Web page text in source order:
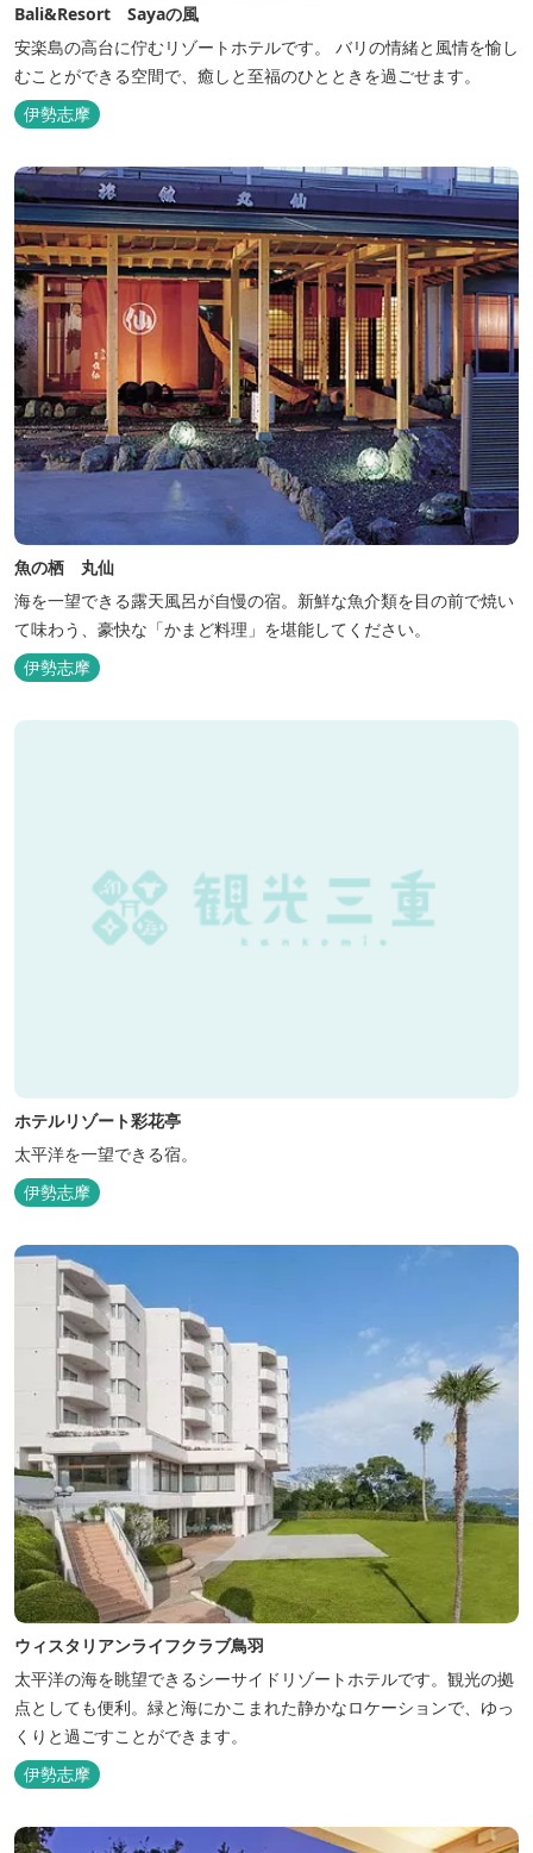
Bali&Resort Sayaの風
安楽島の高台に佇むリゾートホテルです。 バリの情緒と風情を愉し
むことができる空間で、癒しと至福のひとときを過ごせます。
伊勢志摩
魚の栖 丸仙
海を一望できる露天風呂が自慢の宿。新鮮な魚介類を目の前で焼い
て味わう、豪快な「かまど料理」を堪能してください。
伊勢志摩
ホテルリゾート彩花亭
太平洋を一望できる宿。
伊勢志摩
ウィスタリアンライフクラブ鳥羽
太平洋の海を眺望できるシーサイドリゾートホテルです。観光の拠
点としても便利。緑と海にかこまれた静かなロケーションで、ゆっ
くりと過ごすことができます。
伊勢志摩